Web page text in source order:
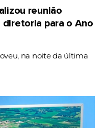
reunião
para o Ano
na noite da última